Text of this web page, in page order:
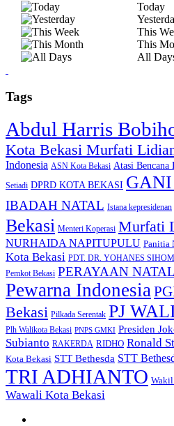
Today
This
This
All
Tags
Abdul Harris
Kota Bekasi Murfati
Indonesia ASN Kota Bekasi Atasi Bencana
Setiadi DPRD KOTA BEKASI
IBADAH NATAL Istana kepresidenan
Bekasi Menteri Koperasi Murfati
NURHAIDA NAPITUPULU Panitia
Kota Bekasi PDT. DR. YOHANES
Pemkot Bekasi PERAYAAN NATAL
Pewarna Indonesia
Bekasi Pilkada Serentak PJ
Plh Walikota Bekasi PNPS GMKI Presiden
Subianto RAKERDA RIDHO Ronald
Kota Bekasi STT Bethesda STT
TRI ADHIANTO
Wawali Kota Bekasi